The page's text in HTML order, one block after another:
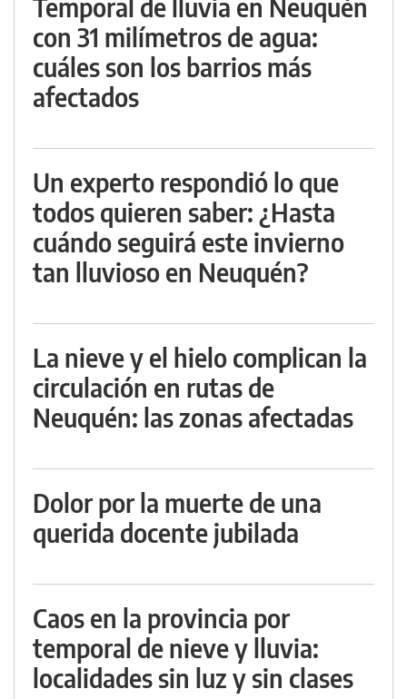
Temporal de lluvia en Neuquén
con 31 milímetros de agua:
cuáles son los barrios más
afectados
Un experto respondió lo que
todos quieren saber: ¿Hasta
cuándo seguirá este invierno
tan lluvioso en Neuquén?
La nieve y el hielo complican la
circulación en rutas de
Neuquén: las zonas afectadas
Dolor por la muerte de una
querida docente jubilada
Caos en la provincia por
temporal de nieve y lluvia:
localidades sin luz y sin clases